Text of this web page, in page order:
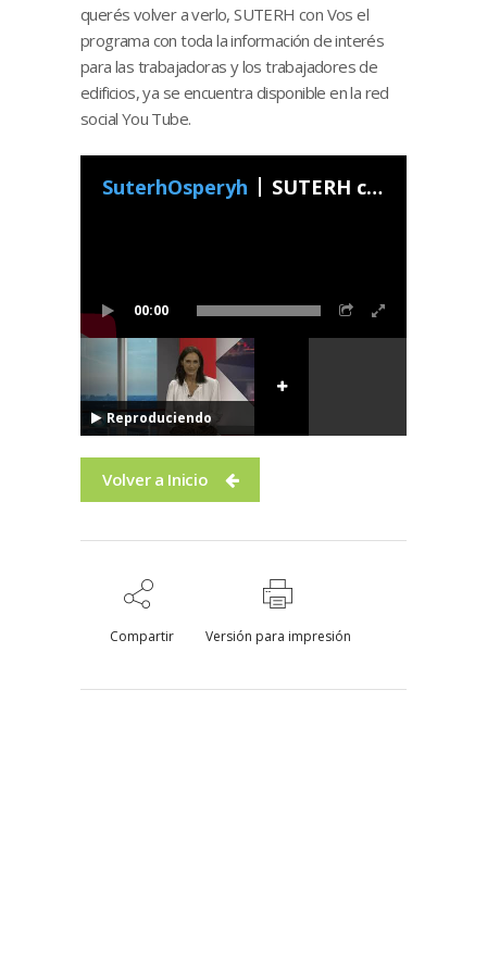
querés volver a verlo, SUTERH con Vos el
programa con toda la información de interés
para las trabajadoras y los trabajadores de
edificios, ya se encuentra disponible en la red
social You Tube.
00:00
SuterhOsperyh SUTERH con Vos - Programa 12 2022
Reproduciendo
Volver a Inicio
Compartir Versión para impresión